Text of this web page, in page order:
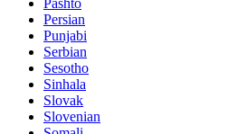
Persian
Punjabi
Serbian
Sesotho
Sinhala
Slovak
Slovenian